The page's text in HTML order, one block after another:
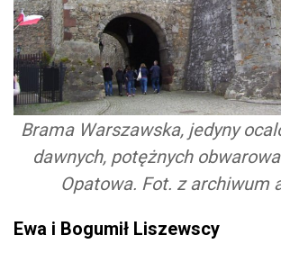
Brama Warszawska, jedyny
dawnych, potężnych
Opatowa. Fot. z archiwum
Ewa i Bogumił Liszewscy